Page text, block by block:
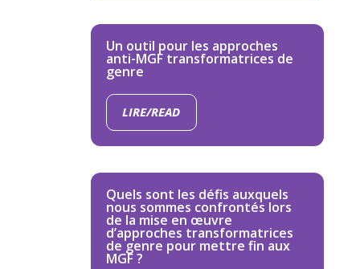
Un outil pour les approches
anti-MGF transformatrices de
genre
LIRE/READ
Quels sont les défis auxquels
nous sommes confrontés lors
de la mise en œuvre
d’approches transformatrices
de genre pour mettre fin aux
MGF ?